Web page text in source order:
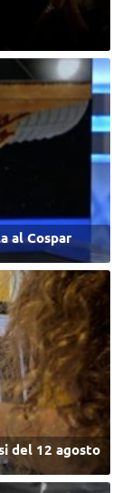
al Cospar
del 12 agosto